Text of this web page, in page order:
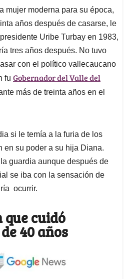
mujer moderna para su época,
años después de casarse, le
Uribe Turbay en 1983,
tres años después. No tuvo
con el político vallecaucano
fu Gobernador del Valle del
más de treinta años en el
si le temía a la furia de los
en su poder a su hija Diana.
guardia aunque después de
se iba con la sensación de
ocurrir.
que cuidó
40 años